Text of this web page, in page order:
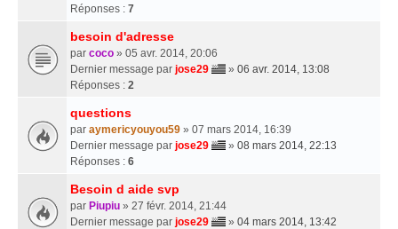
Réponses : 7
besoin d'adresse
par coco » 05 avr. 2014, 20:06
Dernier message par jose29 » 06 avr. 2014, 13:08
Réponses : 2
questions
par aymericyouyou59 » 07 mars 2014, 16:39
Dernier message par jose29 » 08 mars 2014, 22:13
Réponses : 6
Besoin d aide svp
par Piupiu » 27 févr. 2014, 21:44
Dernier message par jose29 » 04 mars 2014, 13:42